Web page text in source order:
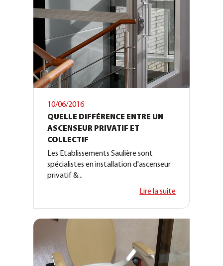
10/06/2016
QUELLE DIFFÉRENCE ENTRE UN
ASCENSEUR PRIVATIF ET
COLLECTIF
Les Etablissements Saulière sont
spécialistes en installation d'ascenseur
privatif &...
Lire la suite